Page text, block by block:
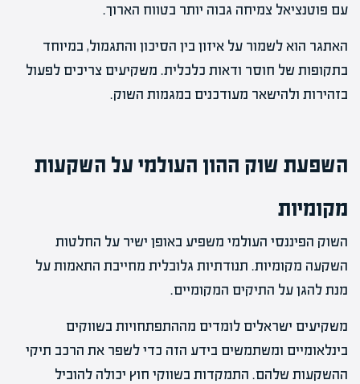
עם פוטנציאל צמיחה גבוה יותר בטווח הארוך.
האתגר הוא לשמור על איזון בין הסיכון והתגמול, במיוחד
בתקופות של חוסר ודאות כלכלית. משקיעים צריכים לפעול
בזהירות ולהישאר מעודכנים במגמות השוק.
השפעת שוק ההון העולמי על השקעות
מקומיות
השוק הפיננסי העולמי משפיע באופן ישיר על החלטות
השקעה מקומיות. תנודתיות גלובלית מחייבת התאמות על
מנת להגן על התיקים המקומיים.
משקיעים ישראלים לומדים מההתפתחויות בשווקים
בינלאומיים ומשתמשים בידע הזה כדי לשפר את הרכב תיקי
ההשקעות שלהם. התמקדות בשווקי חוץ יכולה להוביל